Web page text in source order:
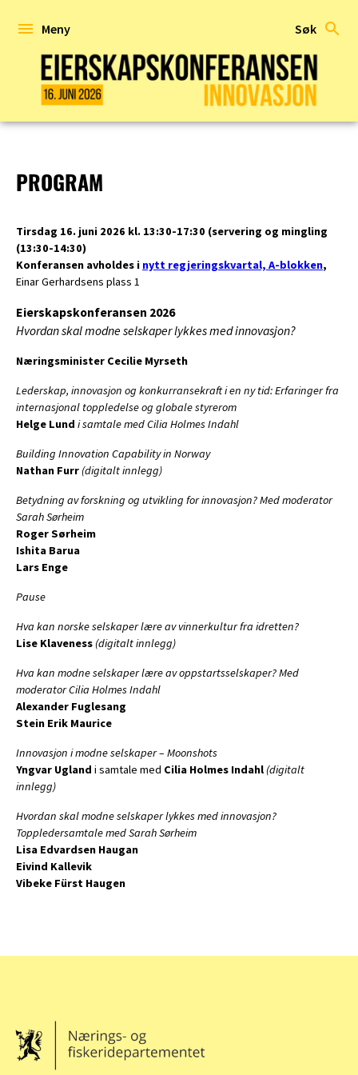
EIERSKAPSKONFERANSEN
Meny Søk
PROGRAM
Tirsdag 16. juni 2026 kl. 13:30-17:30 (servering og mingling
(13:30-14:30)
Konferansen avholdes i nytt regjeringskvartal, A-blokken,
Einar Gerhardsens plass 1
Eierskapskonferansen 2026
Hvordan skal modne selskaper lykkes med innovasjon?
Næringsminister Cecilie Myrseth
Lederskap, innovasjon og konkurransekraft i en ny tid: Erfaringer fra
internasjonal toppledelse og globale styrerom
Helge Lund i samtale med Cilia Holmes Indahl
Building Innovation Capability in Norway
Nathan Furr (digitalt innlegg)
Betydning av forskning og utvikling for innovasjon? Med moderator
Sarah Sørheim
Roger Sørheim
Ishita Barua
Lars Enge
Pause
Hva kan norske selskaper lære av vinnerkultur fra idretten?
Lise Klaveness (digitalt innlegg)
Hva kan modne selskaper lære av oppstartsselskaper? Med
moderator Cilia Holmes Indahl
Alexander Fuglesang
Stein Erik Maurice
Innovasjon i modne selskaper – Moonshots
Yngvar Ugland i samtale med Cilia Holmes Indahl (digitalt
innlegg)
Hvordan skal modne selskaper lykkes med innovasjon?
Toppledersamtale med Sarah Sørheim
Lisa Edvardsen Haugan
Eivind Kallevik
Vibeke Fürst Haugen